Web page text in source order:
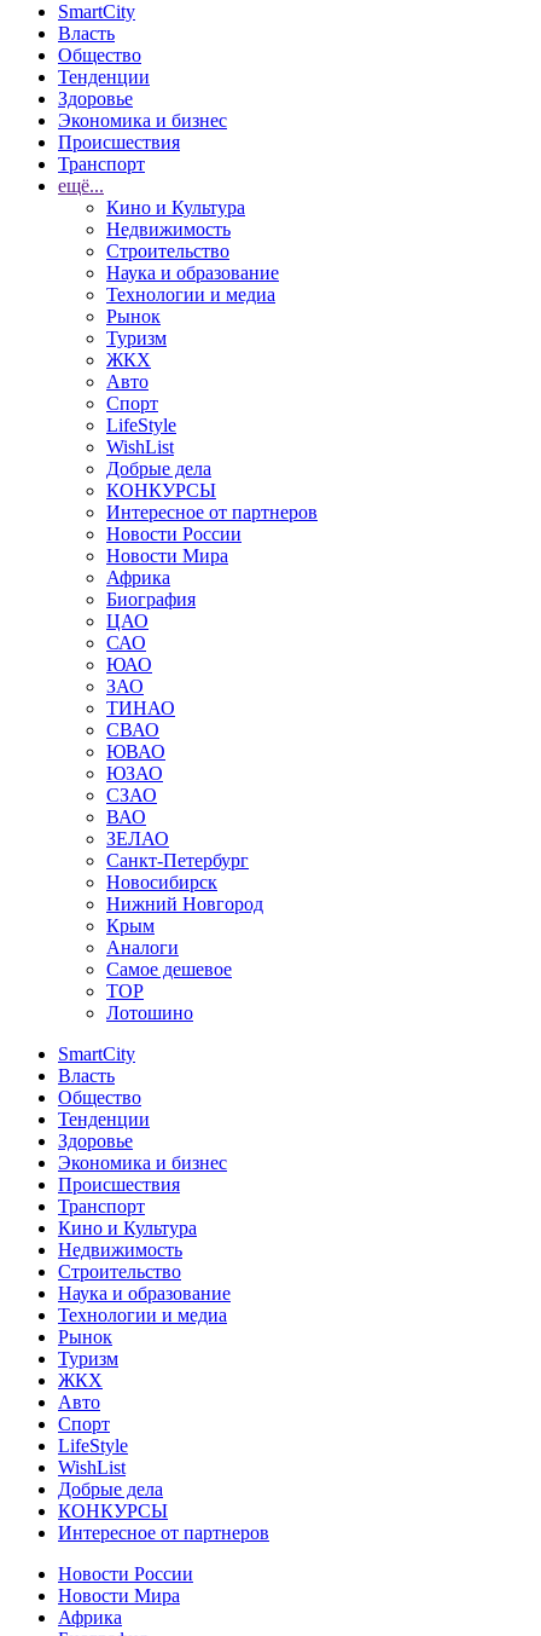
SmartCity
Власть
Общество
Тенденции
Здоровье
Экономика и бизнес
Происшествия
Транспорт
ещё...
Кино и Культура
Недвижимость
Строительство
Наука и образование
Технологии и медиа
Рынок
Туризм
ЖКХ
Авто
Спорт
LifeStyle
WishList
Добрые дела
КОНКУРСЫ
Интересное от партнеров
Новости России
Новости Мира
Африка
Биография
ЦАО
САО
ЮАО
ЗАО
ТИНАО
СВАО
ЮВАО
ЮЗАО
СЗАО
ВАО
ЗЕЛАО
Санкт-Петербург
Новосибирск
Нижний Новгород
Крым
Аналоги
Самое дешевое
TOP
Лотошино
SmartCity
Власть
Общество
Тенденции
Здоровье
Экономика и бизнес
Происшествия
Транспорт
Кино и Культура
Недвижимость
Строительство
Наука и образование
Технологии и медиа
Рынок
Туризм
ЖКХ
Авто
Спорт
LifeStyle
WishList
Добрые дела
КОНКУРСЫ
Интересное от партнеров
Новости России
Новости Мира
Африка